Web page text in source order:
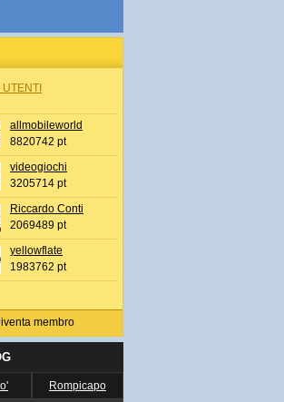
allmobileworld
8820742 pt
videogiochi
3205714 pt
Riccardo Conti
2069489 pt
yellowflate
1983762 pt
membro
Rompicapo